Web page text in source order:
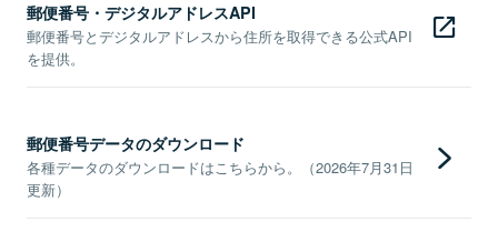
郵便番号・デジタルアドレスAPI
郵便番号とデジタルアドレスから住所を取得できる公式API
を提供。
郵便番号データのダウンロード
各種データのダウンロードはこちらから。（2026年7月31日
更新）